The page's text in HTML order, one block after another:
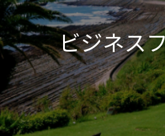
ビジネス